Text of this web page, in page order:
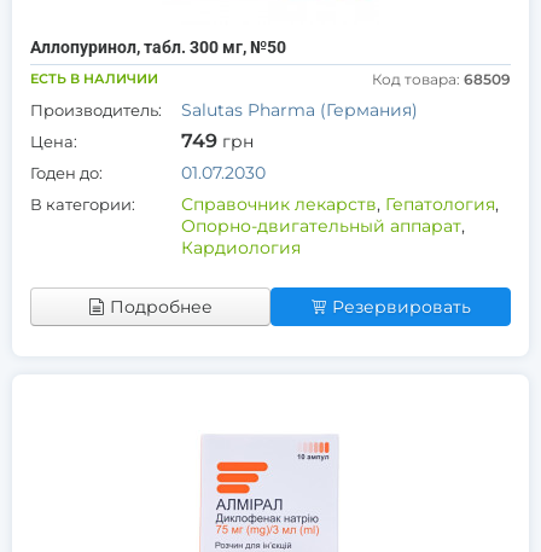
Аллопуринол, табл. 300 мг, №50
ЕСТЬ В НАЛИЧИИ Код товара: 68509
Производитель: Salutas Pharma (Германия)
Цена: 749 грн
Годен до: 01.07.2030
В категории: Справочник лекарств, Гепатология,
Опорно-двигательный аппарат,
Кардиология
Подробнее Резервировать